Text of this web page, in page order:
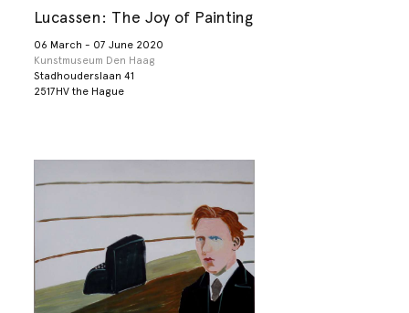
Lucassen: The Joy of Painting
06 March - 07 June 2020
Kunstmuseum Den Haag
Stadhouderslaan 41
2517HV the Hague